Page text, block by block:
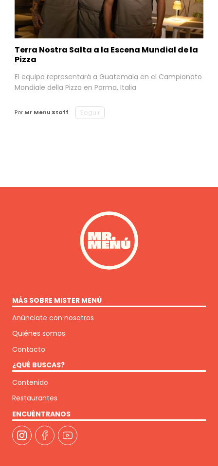
Terra Nostra Salta a la Escena Mundial de la
Pizza
El equipo representará a Guatemala en el Campionato
Mondiale della Pizza en Parma, Italia
Por Mr Menu Staff Seguir
MÁS SOBRE MISTER MENÚ
Anúnciate con nosotros
Quiénes somos
Contacto
¿QUÉ BUSCAS?
Contenido
Restaurantes
ENCUÉNTRANOS